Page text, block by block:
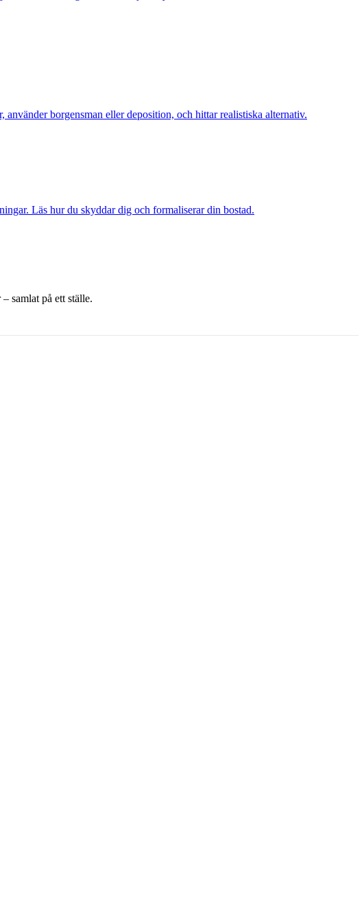
borgensman eller deposition, och hittar realistiska alternativ.
Läs hur du skyddar dig och formaliserar din bostad.
samlat på ett ställe.